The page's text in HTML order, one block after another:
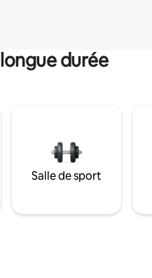
durée
Salle de sport